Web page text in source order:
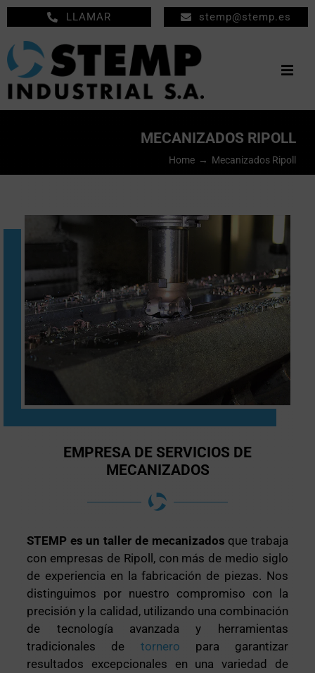
Saltar
al
contenido
LLAMAR stemp@stemp.es
EMPRESA
NOTICIAS
CONTACTO
MECANIZADOS RIPOLL
Home Mecanizados Ripoll
EMPRESA DE SERVICIOS DE
MECANIZADOS
STEMP es un taller de mecanizados que trabaja
con empresas de Ripoll, con más de medio siglo
de experiencia en la fabricación de piezas. Nos
distinguimos por nuestro compromiso con la
precisión y la calidad, utilizando una combinación
de tecnología avanzada y herramientas
tradicionales de tornero para garantizar
resultados excepcionales en una variedad de